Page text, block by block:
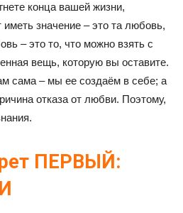
конца вашей жизни,
иметь значение – это та любовь,
– это то, что можно взять с
вещь, которую вы оставите.
сама – мы ее создаём в себе; а
отказа от любви. Поэтому,
ПЕРВЫЙ: